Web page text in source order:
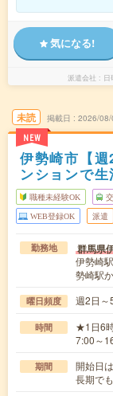
気になる!
派遣会社
未読
NEW
掲載日 2026/08/
伊勢崎市【
ンションで生
職種未経験OK
WEB登録OK 派遣
勤務地 群馬県
伊勢崎
勢崎駅
曜日頻度 週2日
時間
★1日6
7:00～
期間
開始日
長期で